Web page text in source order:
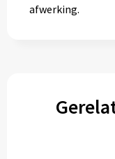
afwerking.